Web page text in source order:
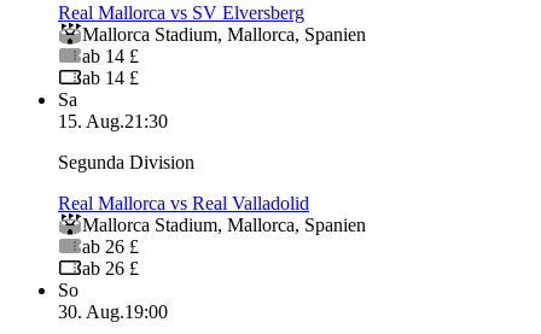
Real Mallorca vs SV Elversberg
Mallorca Stadium, Mallorca, Spanien
ab 14 £
ab 14 £
Sa
15. Aug.21:30
Segunda Division
Real Mallorca vs Real Valladolid
Mallorca Stadium, Mallorca, Spanien
ab 26 £
ab 26 £
So
30. Aug.19:00